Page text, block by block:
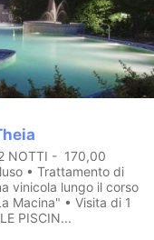
NOTTI - 170,00
• Trattamento di
vinicola lungo il corso
Macina" • Visita di 1
PISCIN...